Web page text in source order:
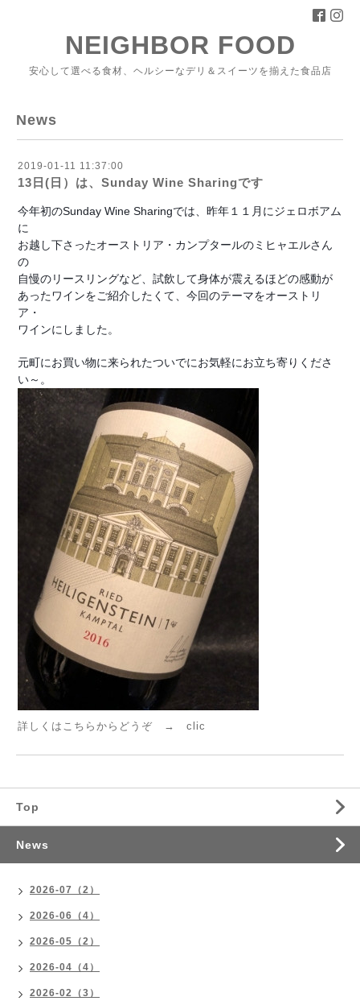
NEIGHBOR FOOD
安心して選べる食材、ヘルシーなデリ＆スイーツを揃えた食品店
News
2019-01-11 11:37:00
13日(日）は、Sunday Wine Sharingです
今年初のSunday Wine Sharingでは、 昨年１１月にジェロボアム
に
お越し下さったオーストリア・カンプタールのミヒャエルさん
の
自慢のリースリングなど、試飲して身体が震えるほどの感動が
あったワインをご紹介したくて、今回のテーマをオーストリ
ア・
ワインにしました。
元町にお買い物に来られたついでにお気軽にお立ち寄りくださ
い～。
詳しくはこちらからどうぞ → clic
Top
News
2026-07（2）
2026-06（4）
2026-05（2）
2026-04（4）
2026-02（3）